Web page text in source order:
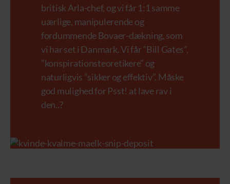
britisk Arla-chef, og vi får 1:1 samme
uærlige, manipulerende og
fordummende Bovaer-dækning, som
vi har set i Danmark. Vi får ”Bill Gates”,
”konspirationsteoretikere” og
naturligvis ”sikker og effektiv”. Måske
god mulighed for Psst! at lave rav i
den..?